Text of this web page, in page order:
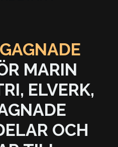
MARIN
ELVERK,
OCH